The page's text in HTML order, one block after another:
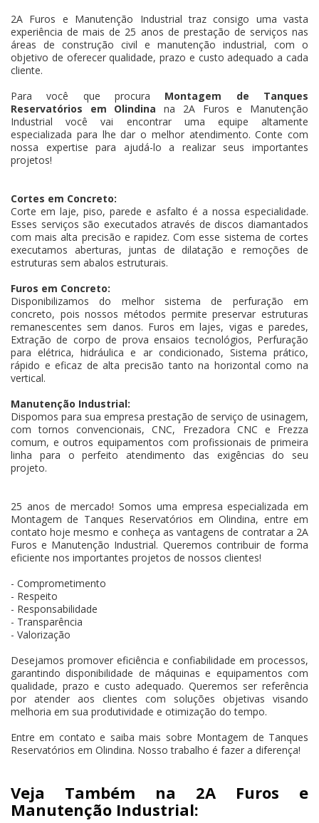
2A Furos e Manutenção Industrial traz consigo uma vasta
experiência de mais de 25 anos de prestação de serviços nas
áreas de construção civil e manutenção industrial, com o
objetivo de oferecer qualidade, prazo e custo adequado a cada
cliente.
Para você que procura Montagem de Tanques
Reservatórios em Olindina na 2A Furos e Manutenção
Industrial você vai encontrar uma equipe altamente
especializada para lhe dar o melhor atendimento. Conte com
nossa expertise para ajudá-lo a realizar seus importantes
projetos!
Cortes em Concreto:
Corte em laje, piso, parede e asfalto é a nossa especialidade.
Esses serviços são executados através de discos diamantados
com mais alta precisão e rapidez. Com esse sistema de cortes
executamos aberturas, juntas de dilatação e remoções de
estruturas sem abalos estruturais.
Furos em Concreto:
Disponibilizamos do melhor sistema de perfuração em
concreto, pois nossos métodos permite preservar estruturas
remanescentes sem danos. Furos em lajes, vigas e paredes,
Extração de corpo de prova ensaios tecnológios, Perfuração
para elétrica, hidráulica e ar condicionado, Sistema prático,
rápido e eficaz de alta precisão tanto na horizontal como na
vertical.
Manutenção Industrial:
Dispomos para sua empresa prestação de serviço de usinagem,
com tornos convencionais, CNC, Frezadora CNC e Frezza
comum, e outros equipamentos com profissionais de primeira
linha para o perfeito atendimento das exigências do seu
projeto.
25 anos de mercado! Somos uma empresa especializada em
Montagem de Tanques Reservatórios em Olindina, entre em
contato hoje mesmo e conheça as vantagens de contratar a 2A
Furos e Manutenção Industrial. Queremos contribuir de forma
eficiente nos importantes projetos de nossos clientes!
- Comprometimento
- Respeito
- Responsabilidade
- Transparência
- Valorização
Desejamos promover eficiência e confiabilidade em processos,
garantindo disponibilidade de máquinas e equipamentos com
qualidade, prazo e custo adequado. Queremos ser referência
por atender aos clientes com soluções objetivas visando
melhoria em sua produtividade e otimização do tempo.
Entre em contato e saiba mais sobre Montagem de Tanques
Reservatórios em Olindina. Nosso trabalho é fazer a diferença!
Veja Também na 2A Furos e
Manutenção Industrial: